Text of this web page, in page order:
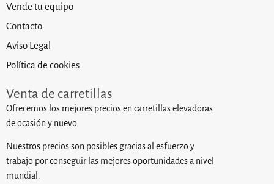
Vende tu equipo
Contacto
Aviso Legal
Política de cookies
Venta de carretillas
Ofrecemos los mejores precios en carretillas elevadoras
de ocasión y nuevo.
Nuestros precios son posibles gracias al esfuerzo y
trabajo por conseguir las mejores oportunidades a nivel
mundial.